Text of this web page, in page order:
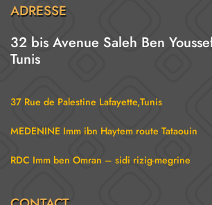
ADRESSE
32 bis Avenue Saleh Ben
Tunis
37 Rue de Palestine Lafayette,Tunis
MEDENINE Imm ibn Haytem route Tataouin
RDC Imm ben Omran – sidi rizig-megrine